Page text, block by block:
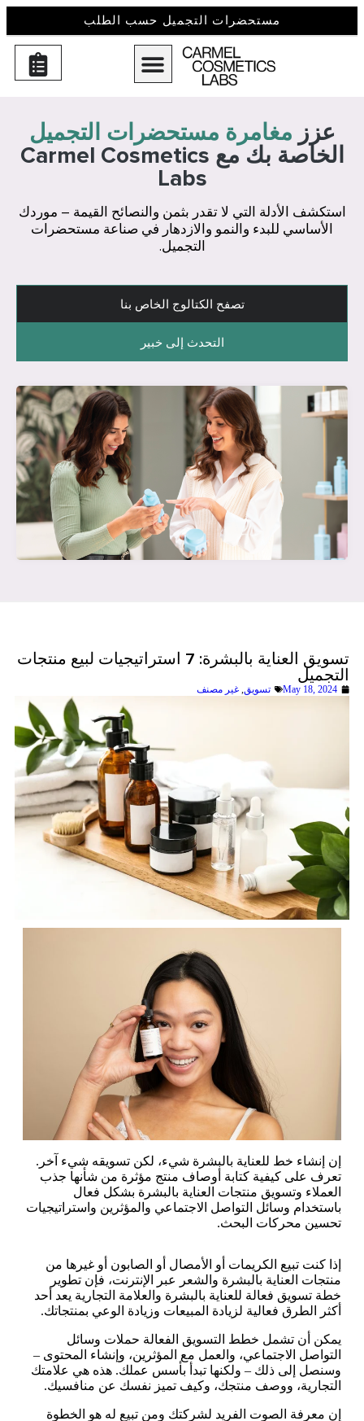
مستحضرات التجميل حسب الطلب
عزز مغامرة مستحضرات التجميل
الخاصة بك مع Carmel Cosmetics
Labs
استكشف الأدلة التي لا تقدر بثمن والنصائح القيمة – موردك
الأساسي للبدء والنمو والازدهار في صناعة مستحضرات
التجميل.
تصفح الكتالوج الخاص بنا
التحدث إلى خبير
تسويق العناية بالبشرة: 7 استراتيجيات لبيع منتجات
التجميل
May 18, 2024 تسويق, غير مصنف
إن إنشاء خط للعناية بالبشرة شيء، لكن تسويقه شيء آخر.
تعرف على كيفية كتابة أوصاف منتج مؤثرة من شأنها جذب
العملاء وتسويق منتجات العناية بالبشرة بشكل فعال
باستخدام وسائل التواصل الاجتماعي والمؤثرين واستراتيجيات
تحسين محركات البحث.
إذا كنت تبيع الكريمات أو الأمصال أو الصابون أو غيرها من
منتجات العناية بالبشرة والشعر عبر الإنترنت، فإن تطوير
خطة تسويق فعالة للعناية بالبشرة والعلامة التجارية يعد أحد
أكثر الطرق فعالية لزيادة المبيعات وزيادة الوعي بمنتجاتك.
يمكن أن تشمل خطط التسويق الفعالة حملات وسائل
التواصل الاجتماعي، والعمل مع المؤثرين، وإنشاء المحتوى –
وسنصل إلى ذلك – ولكنها تبدأ بأسس عملك. هذه هي علامتك
التجارية، ووصف منتجك، وكيف تميز نفسك عن منافسيك.
إن معرفة الصوت الفريد لشركتك ومن تبيع له هو الخطوة